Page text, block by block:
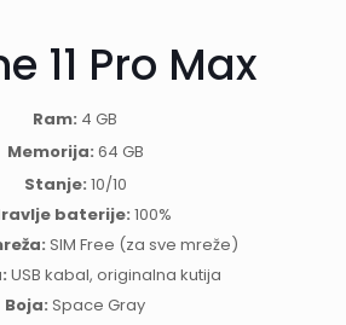
11 Pro Max
Ram: 4 GB
Memorija: 64 GB
Stanje: 10/10
baterije: 100%
SIM Free (za sve mreže)
USB kabal, originalna kutija
Boja: Space Gray